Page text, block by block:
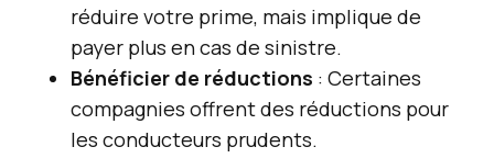
réduire votre prime, mais implique de
payer plus en cas de sinistre.
Bénéficier de réductions : Certaines
compagnies offrent des réductions pour
les conducteurs prudents.